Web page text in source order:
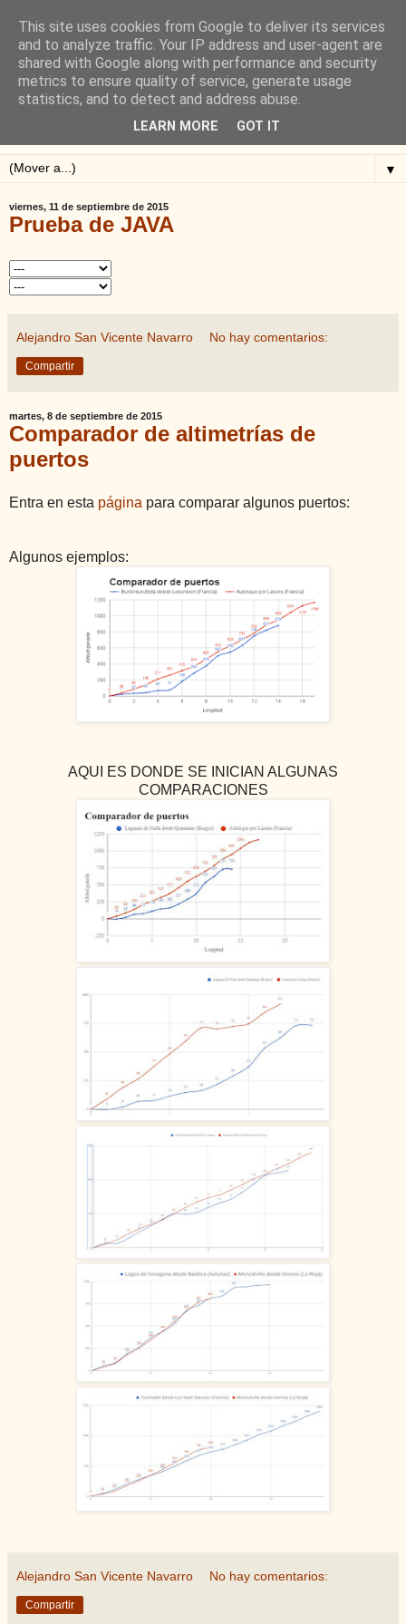
Blog de Alejandro San
Vicente
Blog sobre ciclismo: perfiles y altimetrías.
▼
viernes, 11 de septiembre de 2015
Prueba de JAVA
Alejandro San Vicente Navarro No hay comentarios:
Compartir
martes, 8 de septiembre de 2015
Comparador de altimetrías de
puertos
Entra en esta página para comparar algunos puertos:
Algunos ejemplos:
AQUI ES DONDE SE INICIAN ALGUNAS
COMPARACIONES
Alejandro San Vicente Navarro No hay comentarios:
Compartir
This site uses cookies from Google to deliver its services
and to analyze traffic. Your IP address and user-agent are
shared with Google along with performance and security
metrics to ensure quality of service, generate usage
statistics, and to detect and address abuse.
LEARN MORE GOT IT